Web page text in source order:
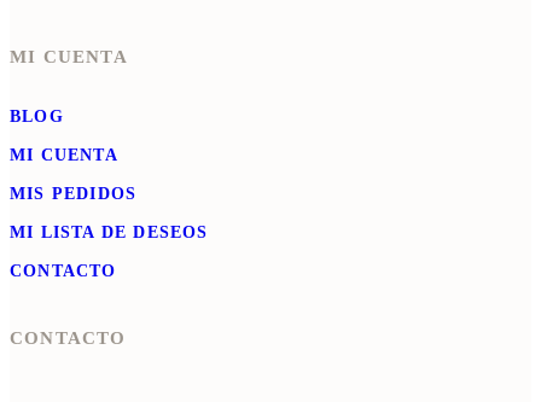
MI CUENTA
BLOG
MI CUENTA
MIS PEDIDOS
MI LISTA DE DESEOS
CONTACTO
CONTACTO